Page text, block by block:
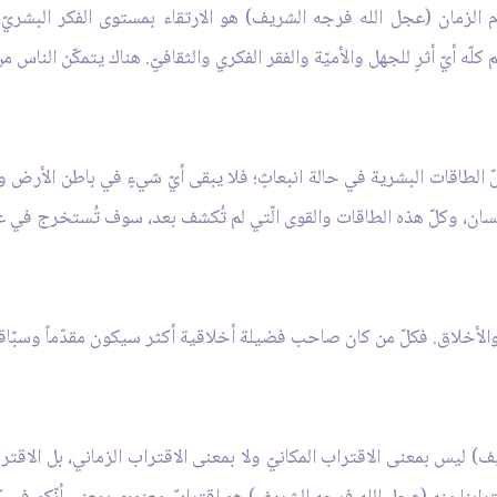
(عجل الله فرجه الشريف) هو الارتقاء بمستوى الفكر
كلّه أيّ أثرٍ للجهل والأميّة والفقر الفكري والثقافيّ. هناك يتمكّن
البشرية في حالة انبعاثٍ؛ فلا يبقى أيّ شيءٍ في باطن الأرض
وكلّ هذه الطاقات والقوى الّتي لم تُكشف بعد، سوف تُستخرج
فكلّ من كان صاحب فضيلة أخلاقية أكثر سيكون مقدّماً
ليس بمعنى الاقتراب المكانيّ ولا بمعنى الاقتراب الزماني، بل